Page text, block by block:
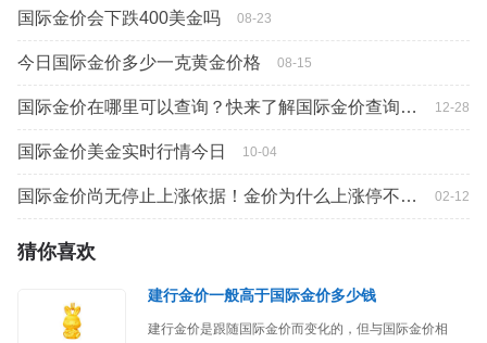
国际金价会下跌400美金吗 08-23
今日国际金价多少一克黄金价格 08-15
国际金价在哪里可以查询？快来了解国际金价查询方法 12-28
国际金价美金实时行情今日 10-04
国际金价尚无停止上涨依据！金价为什么上涨停不下来？ 02-12
猜你喜欢
建行金价一般高于国际金价多少钱
建行金价是跟随国际金价而变化的，但与国际金价相